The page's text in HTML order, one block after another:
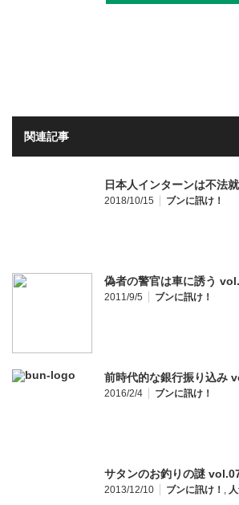
関連記事
日本人インターンは不法
2018/10/15 ブンに訊け！
偽者の警官は車に誘う
2011/9/5 ブンに訊け！
前時代的な銀行振り込み
2016/2/4 ブンに訊け！
サタンのお釣りの謎
2013/12/10 ブンに訊け！ ,